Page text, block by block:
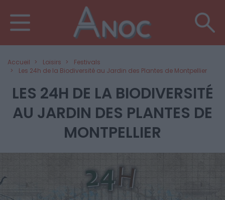
Accueil Loisirs
Festivals
Les 24h de la Biodiversité au Jardin des Plantes de Montpellier
LES 24H DE LA BIODIVERSITÉ
AU JARDIN DES PLANTES DE
MONTPELLIER